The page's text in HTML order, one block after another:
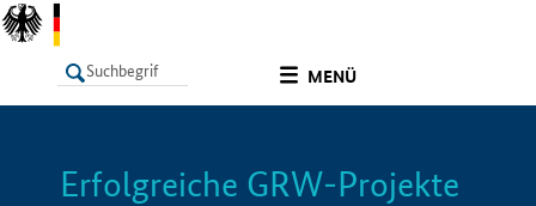
MENÜ
LISTE Info
Erfolgreiche GRW-Projekte